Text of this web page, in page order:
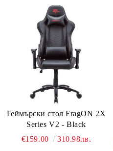
Геймърски стол FragON 2X
Series V2 - Black
€159.00
310.98лв.